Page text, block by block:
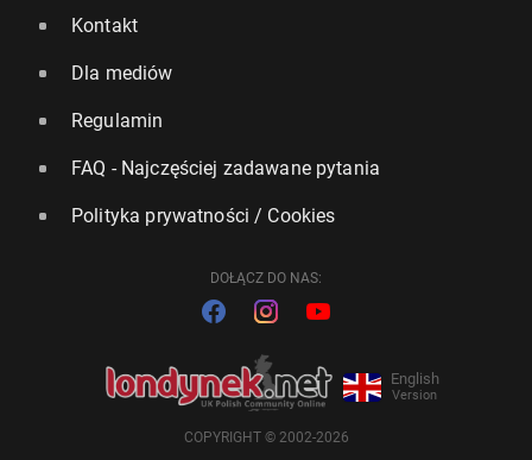
Kontakt
Dla mediów
Regulamin
FAQ - Najczęściej zadawane pytania
Polityka prywatności / Cookies
DOŁĄCZ DO NAS:
English
Version
COPYRIGHT © 2002-2026